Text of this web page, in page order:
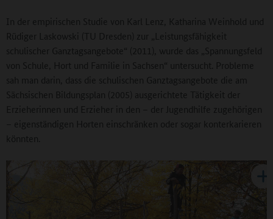
In der empirischen Studie von Karl Lenz, Katharina Weinhold und
Rüdiger Laskowski (TU Dresden) zur „Leistungsfähigkeit
schulischer Ganztagsangebote“ (2011), wurde das „Spannungsfeld
von Schule, Hort und Familie in Sachsen“ untersucht. Probleme
sah man darin, dass die schulischen Ganztagsangebote die am
Sächsischen Bildungsplan (2005) ausgerichtete Tätigkeit der
Erzieherinnen und Erzieher in den – der Jugendhilfe zugehörigen
– eigenständigen Horten einschränken oder sogar konterkarieren
könnten.